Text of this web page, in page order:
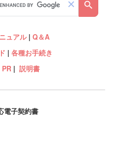
ュアル| Q＆A
| 各種お手続き
PR| 説明書
電子契約書